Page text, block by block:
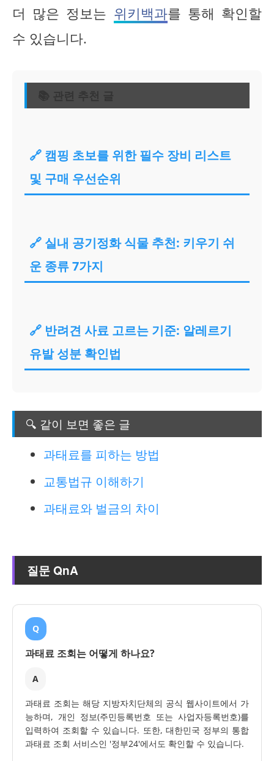
더 많은 정보는 위키백과를 통해 확인할
수 있습니다.
📚 관련 추천 글
🔗 캠핑 초보를 위한 필수 장비 리스트
및 구매 우선순위
🔗 실내 공기정화 식물 추천: 키우기 쉬
운 종류 7가지
🔗 반려견 사료 고르는 기준: 알레르기
유발 성분 확인법
🔍 같이 보면 좋은 글
과태료를 피하는 방법
교통법규 이해하기
과태료와 벌금의 차이
질문 QnA
Q
과태료 조회는 어떻게 하나요?
A
과태료 조회는 해당 지방자치단체의 공식 웹사이트에서 가
능하며, 개인 정보(주민등록번호 또는 사업자등록번호)를
입력하여 조회할 수 있습니다. 또한, 대한민국 정부의 통합
과태료 조회 서비스인 '정부24'에서도 확인할 수 있습니다.